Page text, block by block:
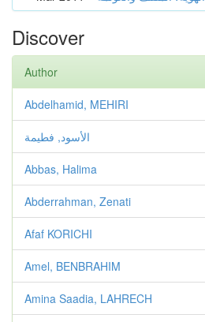
Discover
Author
Abdelhamid, MEHIRI
الأسود, فطيمة
Abbas, Halima
Abderrahman, Zenati
Afaf KORICHI
Amel, BENBRAHIM
Amina Saadia, LAHRECH